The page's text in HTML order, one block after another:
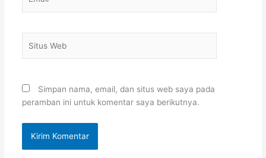
Web
Simpan nama, email, dan situs web saya pada
peramban ini untuk komentar saya berikutnya.